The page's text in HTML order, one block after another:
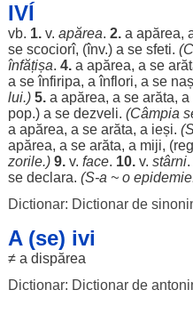
IVÍ
vb. 1.v. apărea. 2.a apărea,
se scociorî, (înv.) a se sfeti. (
înfățișa. 4.a apărea, a se
a seînfiripa, aînflori, a se
lui.) 5.a apărea, a se arăta,
pop.) a se dezveli. (Câmpia
a apărea, a se arăta, a ieși.
apărea, a se arăta, a miji, (reg
zorile.) 9.v. face. 10.v. stârni.
se declara. (S-a ~ o epidemie
Dictionar: Dictionar de
A (se) ivi
≠ a dispărea
Dictionar: Dictionar de